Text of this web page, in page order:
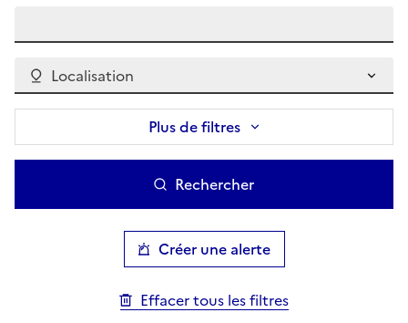
Localisation
Plus de filtres
Rechercher
Créer une alerte
Effacer tous les filtres